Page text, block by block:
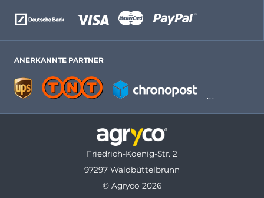
ANERKANNTE PARTNER
Friedrich-Koenig-Str. 2
97297 Waldbüttelbrunn
© Agryco 2026